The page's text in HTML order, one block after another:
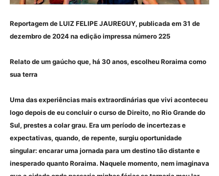
Reportagem de LUIZ FELIPE JAUREGUY, publicada em 31 de
dezembro de 2024 na edição impressa número 225
Relato de um gaúcho que, há 30 anos, escolheu Roraima como
sua terra
Uma das experiências mais extraordinárias que vivi aconteceu
logo depois de eu concluir o curso de Direito, no Rio Grande do
Sul, prestes a colar grau. Era um período de incertezas e
expectativas, quando, de repente, surgiu oportunidade
singular: encarar uma jornada para um destino tão distante e
inesperado quanto Roraima. Naquele momento, nem imaginava